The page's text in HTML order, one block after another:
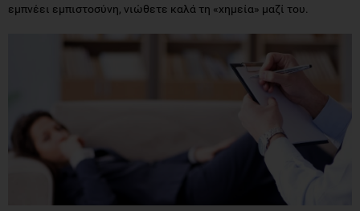
εμπνέει εμπιστοσύνη, νιώθετε καλά τη «χημεία» μαζί του.